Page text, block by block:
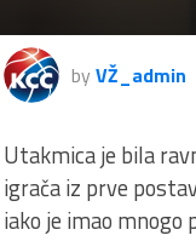
by VŽ_admin
Utakmica je bila
igrača iz prve
iako je imao mnogo